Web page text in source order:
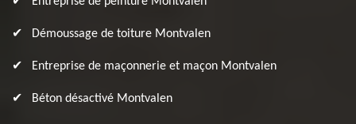
Démoussage de toiture Montvalen
Entreprise de maçonnerie et maçon Montvalen
Béton désactivé Montvalen